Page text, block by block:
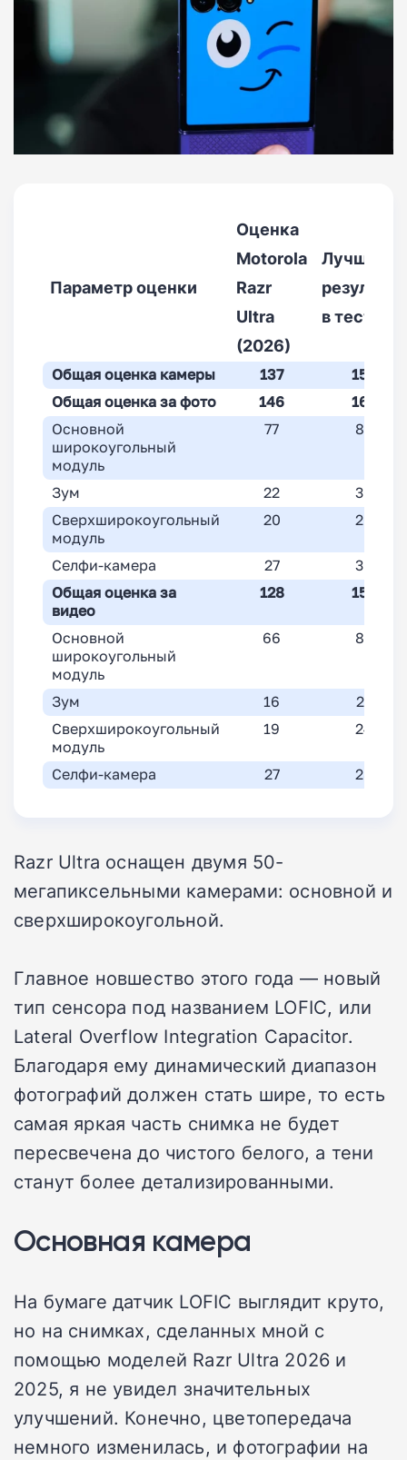
Параметр оценки
Оценка
Motorola
Razr
Ultra
(2026)
Лучший
результат
в тесте
Общая оценка камеры 137
158
Общая оценка за фото
146
165
Основной
широкоугольный
модуль
77 87
Зум 22
30
Сверхширокоугольный
модуль
20 26
Селфи-камера 27
30
Общая оценка за
видео
128 155
Основной
широкоугольный
модуль
66 83
Зум 16
27
Сверхширокоугольный
модуль
19 24
Селфи-камера 27 28
Razr Ultra оснащен двумя 50-
мегапиксельными камерами: основной и
сверхширокоугольной.
Главное новшество этого года — новый
тип сенсора под названием LOFIC, или
Lateral Overflow Integration Capacitor.
Благодаря ему динамический диапазон
фотографий должен стать шире, то есть
самая яркая часть снимка не будет
пересвечена до чистого белого, а тени
станут более детализированными.
Основная камера
На бумаге датчик LOFIC выглядит круто,
но на снимках, сделанных мной с
помощью моделей Razr Ultra 2026 и
2025, я не увидел значительных
улучшений. Конечно, цветопередача
немного изменилась, и фотографии на